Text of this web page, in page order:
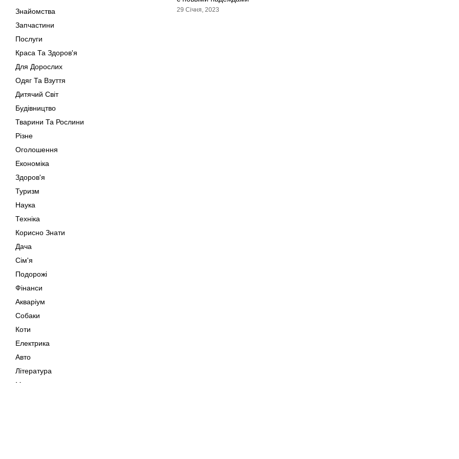
Знайомства
Запчастини
Послуги
Краса Та Здоров'я
Для Дорослих
Одяг Та Взуття
Дитячий Світ
Будівництво
Тварини Та Рослини
Різне
Оголошення
Економіка
Здоров'я
Туризм
Наука
Техніка
Корисно Знати
Дача
Сім'я
Подорожі
Фінанси
Акваріум
Собаки
Коти
Електрика
Авто
Література
Музика
29 Січня, 2023